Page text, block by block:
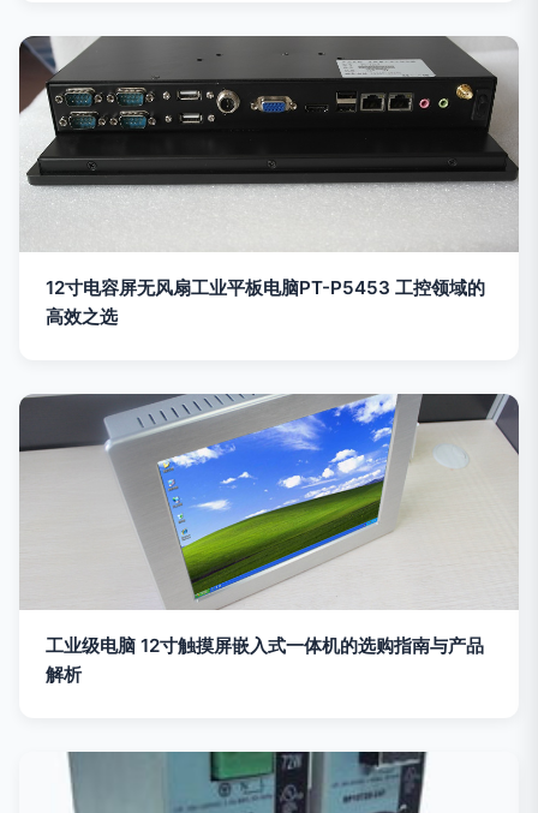
12寸电容屏无风扇工业平板电脑PT-P5453 工控领域的
高效之选
工业级电脑 12寸触摸屏嵌入式一体机的选购指南与产品
解析